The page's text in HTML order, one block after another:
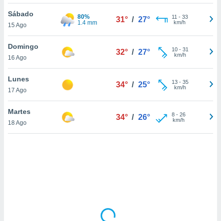
sitio
En
sean
el sitio
ni para
o
Sábado
15 Ago
80%
1.4 mm
31° / 27° 11 - 33
km/h
Domingo
16 Ago
32° / 27° 10- 31
km/h
Lunes
17 Ago
34° / 25° 13- 35
km/h
Martes
18 Ago
34° / 26° 8- 26
km/h